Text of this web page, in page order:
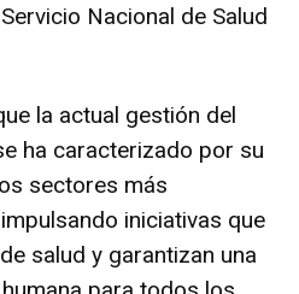
Nacional de Salud
la actual gestión del
ha caracterizado por su
sectores más
iniciativas que
salud y garantizan una